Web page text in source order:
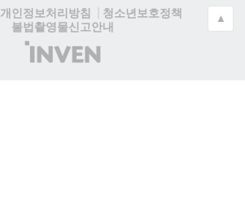
개인정보처리방침
청소년보호정책
불법촬영물신고안내
(주)
인
▲